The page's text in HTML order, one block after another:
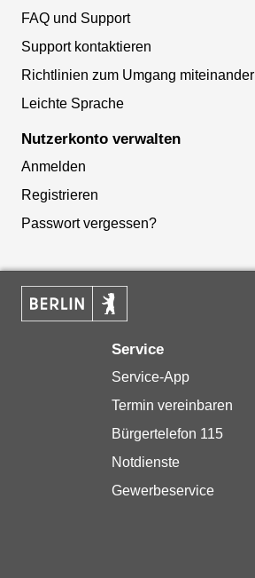
FAQ und Support
Support kontaktieren
Richtlinien zum Umgang miteinander
Leichte Sprache
Nutzerkonto verwalten
Anmelden
Registrieren
Passwort vergessen?
Service
Service-App
Termin vereinbaren
Bürgertelefon 115
Notdienste
Gewerbeservice